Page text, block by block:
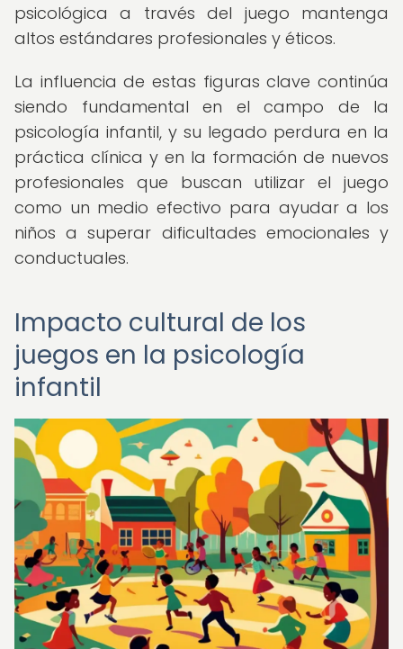
psicológica a través del juego mantenga
altos estándares profesionales y éticos.
La influencia de estas figuras clave continúa
siendo fundamental en el campo de la
psicología infantil, y su legado perdura en la
práctica clínica y en la formación de nuevos
profesionales que buscan utilizar el juego
como un medio efectivo para ayudar a los
niños a superar dificultades emocionales y
conductuales.
Impacto cultural de los
juegos en la psicología
infantil